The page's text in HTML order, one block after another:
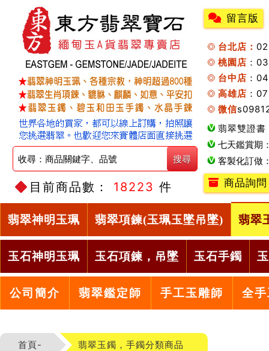
目前商品數： 18223 件
留言版
台北店：
桃園店 ：
台中店 ：
高雄店 ：
微信
翡翠雙證書
七天鑑賞期
客製化訂做
商品詢問
翡翠神明玉珮 翡翠項鍊(玉珮玉墜吊墜) 翡翠
玉石神明玉珮 玉石項鍊，吊墜 玉石手鐲
公司簡介 翡翠鑑定師 手工玉雕師 全
首頁- 翡翠玉鐲，手鐲分類商品